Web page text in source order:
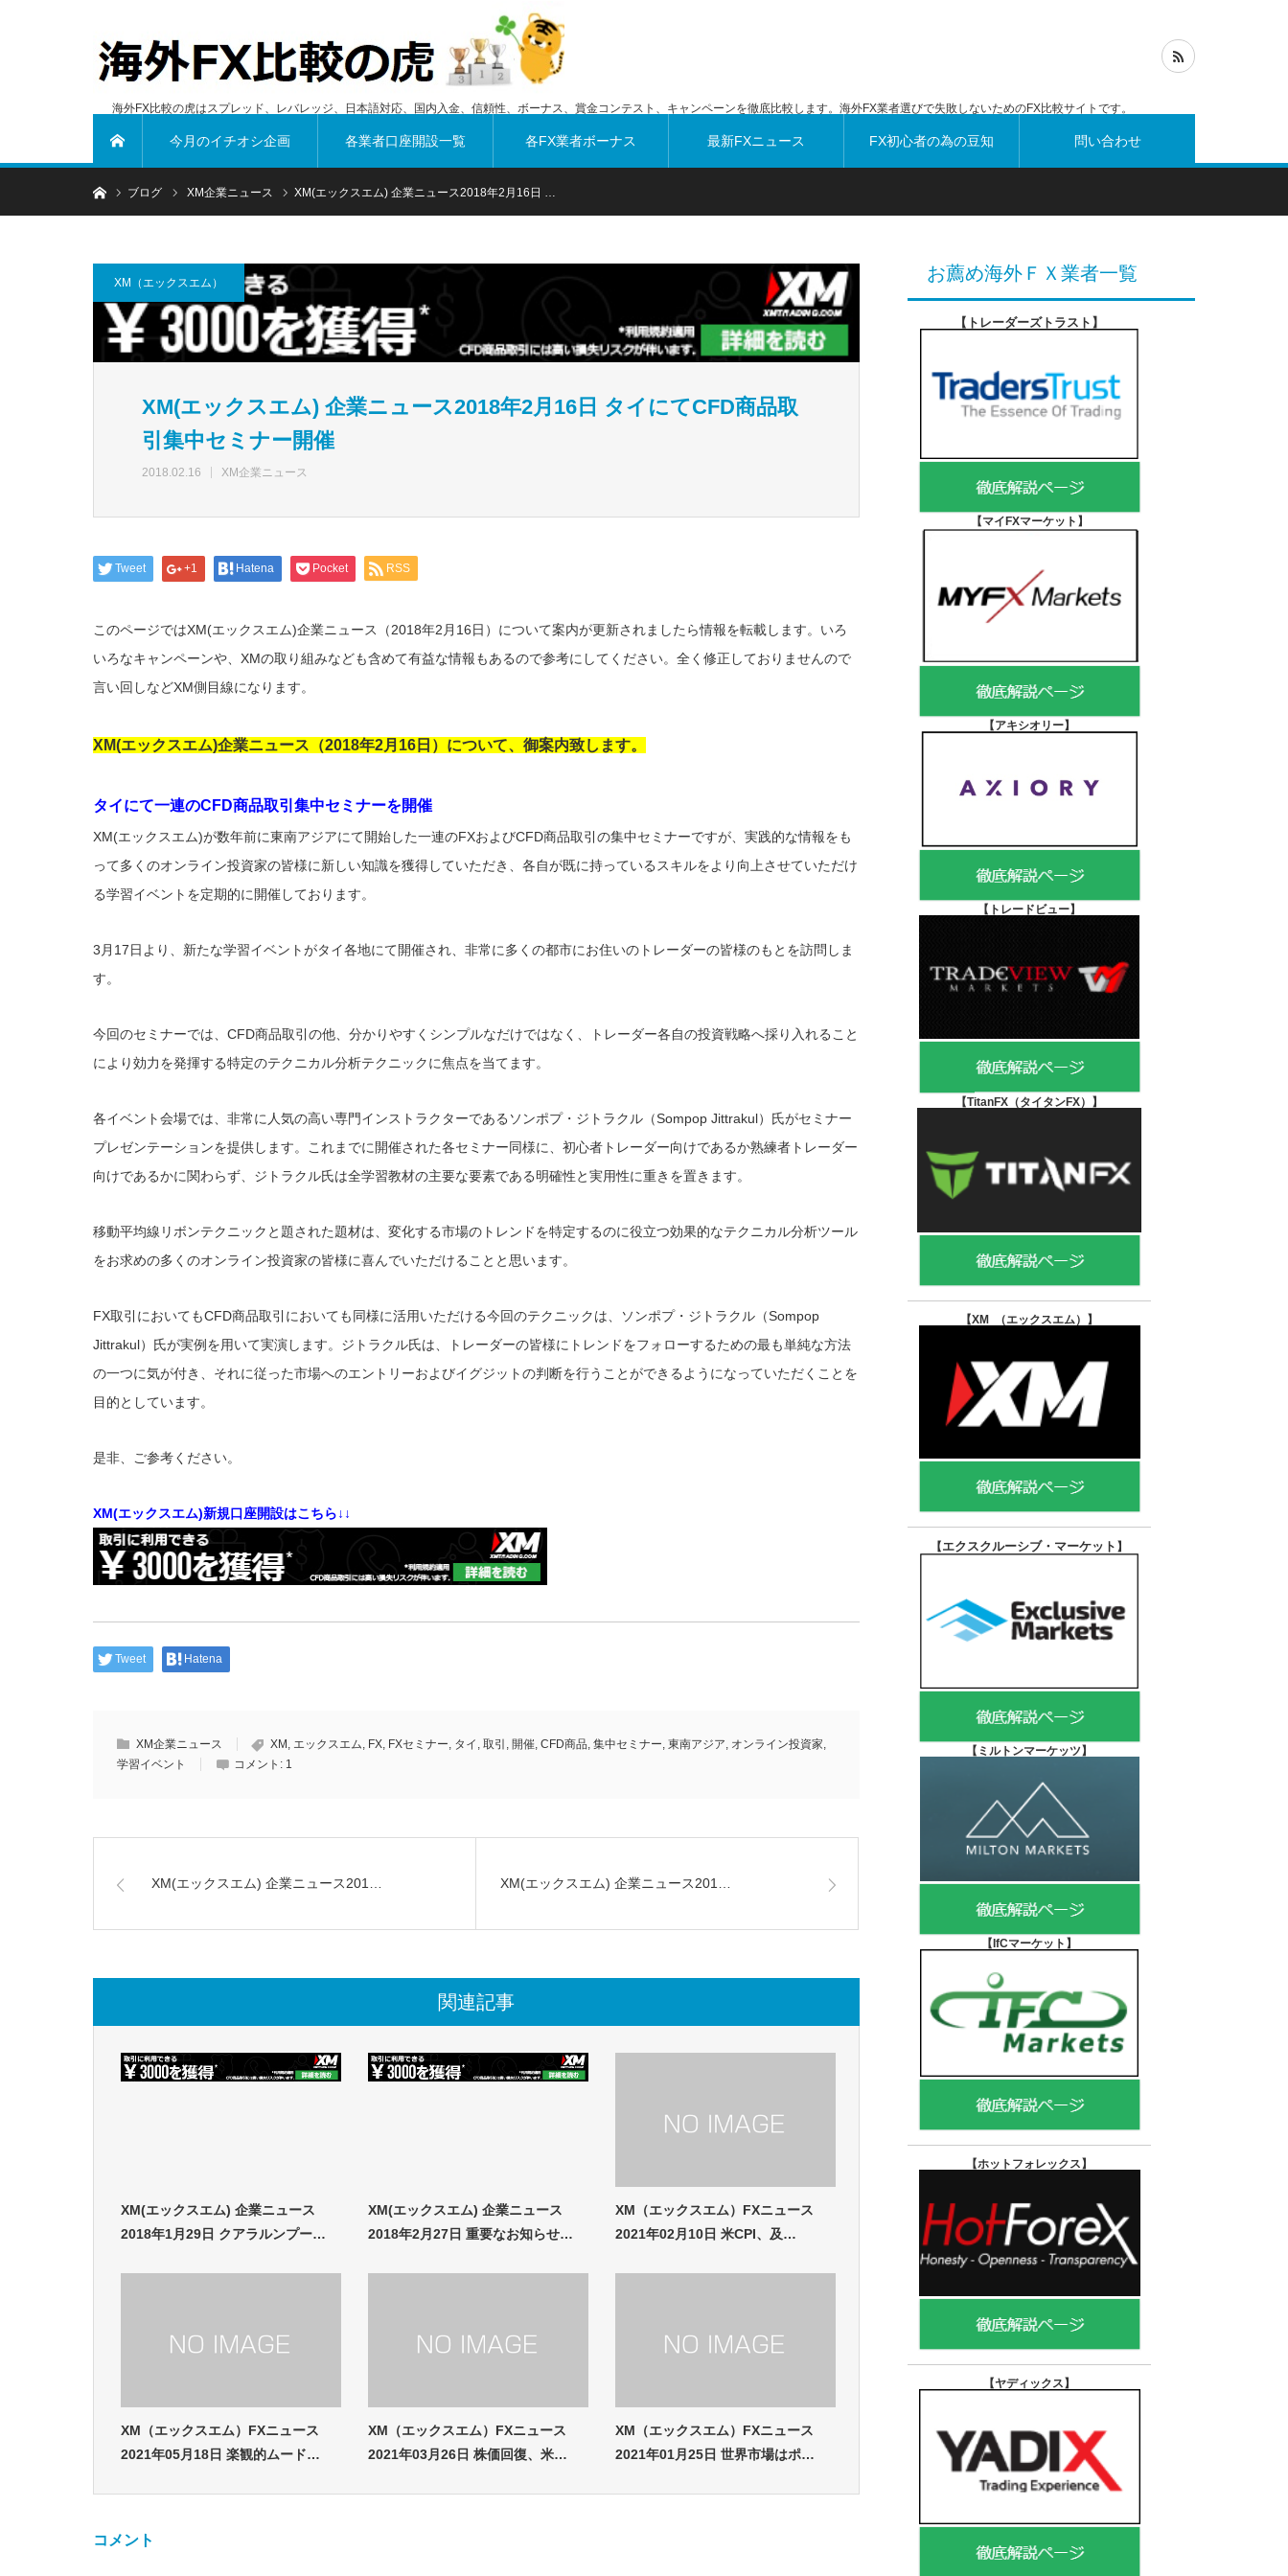
海外FX比較の虎はスプレッド、レバレッジ、日本語対応、国内入金、信頼性、ボーナス、賞金コンテスト、キャンペーンを徹底比較します。海外FX業者選びで失敗しないためのFX比較サイトです。
今月のイチオシ企画 各業者口座開設一覧 各FX業者ボーナス 最新FXニュース FX初心者の為の豆知 問い合わせ
ホームブログ XM企業ニュース XM(エックスエム) 企業ニュース2018年2月16日 …
XM（エックスエム）
XM(エックスエム) 企業ニュース2018年2月16日 タイにてCFD商品取
引集中セミナー開催
2018.02.16 XM企業ニュース
Tweet +1 Hatena Pocket RSS
このページではXM(エックスエム)企業ニュース（2018年2月16日）について案内が更新されましたら情報を転載します。いろ
いろなキャンペーンや、XMの取り組みなども含めて有益な情報もあるので参考にしてください。全く修正しておりませんので
言い回しなどXM側目線になります。
XM(エックスエム)企業ニュース（2018年2月16日）について、御案内致します。
タイにて一連のCFD商品取引集中セミナーを開催
XM(エックスエム)が数年前に東南アジアにて開始した一連のFXおよびCFD商品取引の集中セミナーですが、実践的な情報をも
って多くのオンライン投資家の皆様に新しい知識を獲得していただき、各自が既に持っているスキルをより向上させていただけ
る学習イベントを定期的に開催しております。
3月17日より、新たな学習イベントがタイ各地にて開催され、非常に多くの都市にお住いのトレーダーの皆様のもとを訪問しま
す。
今回のセミナーでは、CFD商品取引の他、分かりやすくシンプルなだけではなく、トレーダー各自の投資戦略へ採り入れること
により効力を発揮する特定のテクニカル分析テクニックに焦点を当てます。
各イベント会場では、非常に人気の高い専門インストラクターであるソンポプ・ジトラクル（Sompop Jittrakul）氏がセミナー
プレゼンテーションを提供します。これまでに開催された各セミナー同様に、初心者トレーダー向けであるか熟練者トレーダー
向けであるかに関わらず、ジトラクル氏は全学習教材の主要な要素である明確性と実用性に重きを置きます。
移動平均線リボンテクニックと題された題材は、変化する市場のトレンドを特定するのに役立つ効果的なテクニカル分析ツール
をお求めの多くのオンライン投資家の皆様に喜んでいただけることと思います。
FX取引においてもCFD商品取引においても同様に活用いただける今回のテクニックは、ソンポプ・ジトラクル（Sompop
Jittrakul）氏が実例を用いて実演します。ジトラクル氏は、トレーダーの皆様にトレンドをフォローするための最も単純な方法
の一つに気が付き、それに従った市場へのエントリーおよびイグジットの判断を行うことができるようになっていただくことを
目的としています。
是非、ご参考ください。
XM(エックスエム)新規口座開設はこちら↓↓
Tweet Hatena
XM企業ニュース XM , エックスエム, FX, FXセミナー, タイ , 取引 , 開催, CFD商品, 集中セミナー, 東南アジア, オンライン投資家,
学習イベント
コメント: 1
XM(エックスエム) 企業ニュース201… XM(エックスエム) 企業ニュース201…
関連記事
XM(エックスエム) 企業ニュース
2018年1月29日 クアラルンプー…
XM(エックスエム) 企業ニュース
2018年2月27日 重要なお知らせ…
XM（エックスエム）FXニュース
2021年02月10日 米CPI、及…
XM（エックスエム）FXニュース
2021年05月18日 楽観的ムード…
XM（エックスエム）FXニュース
2021年03月26日 株価回復、米…
XM（エックスエム）FXニュース
2021年01月25日 世界市場はポ…
コメント
お薦め海外ＦＸ業者一覧
【トレーダーズトラスト 】
【マイFXマーケット 】
【アキシオリー】
【 トレードビュー】
【TitanFX（タイタンFX） 】
【XM （エックスエム） 】
【エクスクルーシブ・マーケット 】
【 ミルトンマーケッツ】
【IfCマーケット 】
【ホットフォレックス 】
【ヤディックス 】